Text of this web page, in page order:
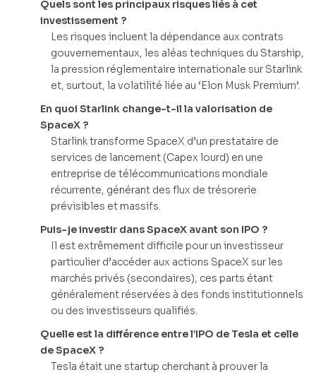
Quels sont les principaux risques liés à cet
investissement ?
Les risques incluent la dépendance aux contrats
gouvernementaux, les aléas techniques du Starship,
la pression réglementaire internationale sur Starlink
et, surtout, la volatilité liée au ‘Elon Musk Premium’.
En quoi Starlink change-t-il la valorisation de
SpaceX ?
Starlink transforme SpaceX d’un prestataire de
services de lancement (Capex lourd) en une
entreprise de télécommunications mondiale
récurrente, générant des flux de trésorerie
prévisibles et massifs.
Puis-je investir dans SpaceX avant son IPO ?
Il est extrêmement difficile pour un investisseur
particulier d’accéder aux actions SpaceX sur les
marchés privés (secondaires), ces parts étant
généralement réservées à des fonds institutionnels
ou des investisseurs qualifiés.
Quelle est la différence entre l’IPO de Tesla et celle
de SpaceX ?
Tesla était une startup cherchant à prouver la